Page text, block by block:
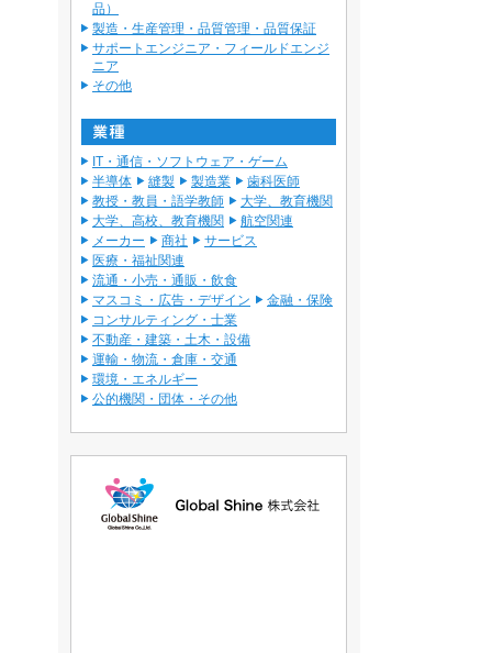
品）
製造・生産管理・品質管理・品質保証
サポートエンジニア・フィールドエンジ
ニア
その他
IT・通信・ソフトウェア・ゲーム
半導体
縫製 製造業
歯科医師
教授・教員・語学教師
大学、教育機関
大学、高校、教育機関
航空関連
メーカー
商社
サービス
医療・福祉関連
流通・小売・通販・飲食
マスコミ・広告・デザイン
金融・保険
コンサルティング・士業
不動産・建築・土木・設備
運輸・物流・倉庫・交通
環境・エネルギー
公的機関・団体・その他